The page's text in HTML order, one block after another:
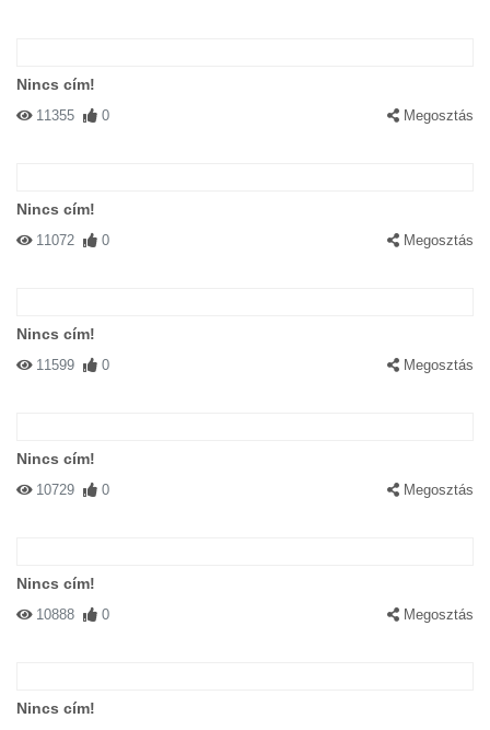
Nincs cím!
11355 0 Megosztás
Nincs cím!
11072 0 Megosztás
Nincs cím!
11599 0 Megosztás
Nincs cím!
10729 0 Megosztás
Nincs cím!
10888 0 Megosztás
Nincs cím!